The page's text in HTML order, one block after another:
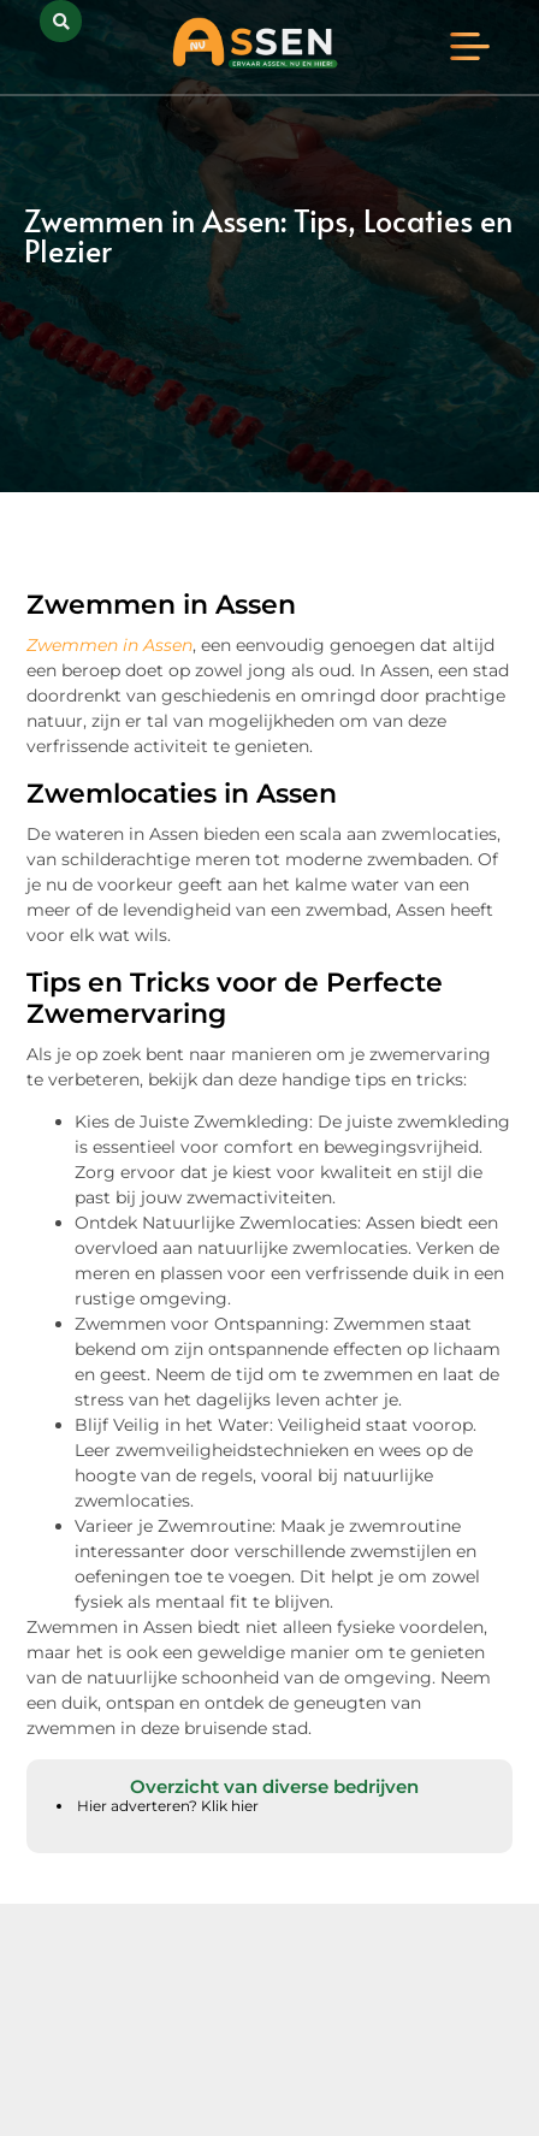
Zwemmen in Assen: Tips, Locaties en
Plezier
Zwemmen in Assen
Zwemmen in Assen, een eenvoudig genoegen dat altijd
een beroep doet op zowel jong als oud. In Assen, een stad
doordrenkt van geschiedenis en omringd door prachtige
natuur, zijn er tal van mogelijkheden om van deze
verfrissende activiteit te genieten.
Zwemlocaties in Assen
De wateren in Assen bieden een scala aan zwemlocaties,
van schilderachtige meren tot moderne zwembaden. Of
je nu de voorkeur geeft aan het kalme water van een
meer of de levendigheid van een zwembad, Assen heeft
voor elk wat wils.
Tips en Tricks voor de Perfecte
Zwemervaring
Als je op zoek bent naar manieren om je zwemervaring
te verbeteren, bekijk dan deze handige tips en tricks:
Kies de Juiste Zwemkleding: De juiste zwemkleding
is essentieel voor comfort en bewegingsvrijheid.
Zorg ervoor dat je kiest voor kwaliteit en stijl die
past bij jouw zwemactiviteiten.
Ontdek Natuurlijke Zwemlocaties: Assen biedt een
overvloed aan natuurlijke zwemlocaties. Verken de
meren en plassen voor een verfrissende duik in een
rustige omgeving.
Zwemmen voor Ontspanning: Zwemmen staat
bekend om zijn ontspannende effecten op lichaam
en geest. Neem de tijd om te zwemmen en laat de
stress van het dagelijks leven achter je.
Blijf Veilig in het Water: Veiligheid staat voorop.
Leer zwemveiligheidstechnieken en wees op de
hoogte van de regels, vooral bij natuurlijke
zwemlocaties.
Varieer je Zwemroutine: Maak je zwemroutine
interessanter door verschillende zwemstijlen en
oefeningen toe te voegen. Dit helpt je om zowel
fysiek als mentaal fit te blijven.
Zwemmen in Assen biedt niet alleen fysieke voordelen,
maar het is ook een geweldige manier om te genieten
van de natuurlijke schoonheid van de omgeving. Neem
een duik, ontspan en ontdek de geneugten van
zwemmen in deze bruisende stad.
Overzicht van diverse bedrijven
Hier adverteren? Klik hier